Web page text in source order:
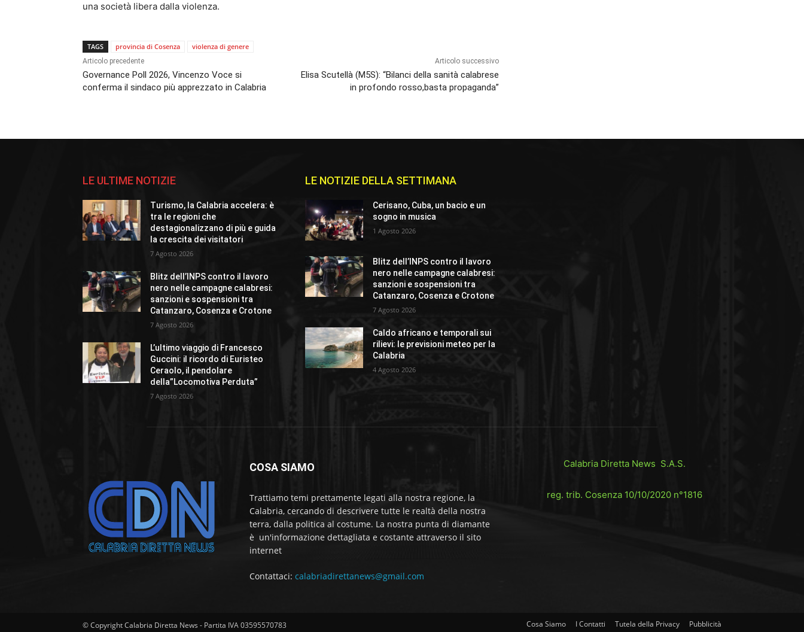
una società libera dalla violenza.
TAGS provincia di Cosenza violenza di genere
Articolo precedente
Governance Poll 2026, Vincenzo Voce si
conferma il sindaco più apprezzato in Calabria
Articolo successivo
Elisa Scutellà (M5S): “Bilanci della sanità calabrese
in profondo rosso,basta propaganda”
LE ULTIME NOTIZIE
Turismo, la Calabria accelera: è
tra le regioni che
destagionalizzano di più e guida
la crescita dei visitatori
7 Agosto 2026
Blitz dell’INPS contro il lavoro
nero nelle campagne calabresi:
sanzioni e sospensioni tra
Catanzaro, Cosenza e Crotone
7 Agosto 2026
L’ultimo viaggio di Francesco
Guccini: il ricordo di Euristeo
Ceraolo, il pendolare
della”Locomotiva Perduta”
7 Agosto 2026
LE NOTIZIE DELLA SETTIMANA
Cerisano, Cuba, un bacio e un
sogno in musica
1 Agosto 2026
Blitz dell’INPS contro il lavoro
nero nelle campagne calabresi:
sanzioni e sospensioni tra
Catanzaro, Cosenza e Crotone
7 Agosto 2026
Caldo africano e temporali sui
rilievi: le previsioni meteo per la
Calabria
4 Agosto 2026
COSA SIAMO
Trattiamo temi prettamente legati alla nostra regione, la
Calabria, cercando di descrivere tutte le realtà della nostra
terra, dalla politica al costume. La nostra punta di diamante
è un'informazione dettagliata e costante attraverso il sito
internet
Contattaci: calabriadirettanews@gmail.com
Calabria Diretta News S.A.S.
reg. trib. Cosenza 10/10/2020 n°1816
© Copyright Calabria Diretta News - Partita IVA 03595570783 Cosa Siamo I Contatti Tutela della Privacy Pubblicità